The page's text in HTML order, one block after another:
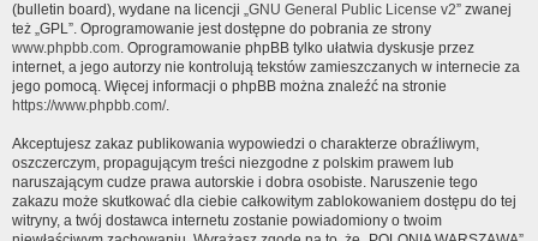
(bulletin board), wydane na licencji „GNU General Public License v2” zwanej
też „GPL”. Oprogramowanie jest dostępne do pobrania ze strony
www.phpbb.com. Oprogramowanie phpBB tylko ułatwia dyskusje przez
internet, a jego autorzy nie kontrolują tekstów zamieszczanych w internecie za
jego pomocą. Więcej informacji o phpBB można znaleźć na stronie
https://www.phpbb.com/.
Akceptujesz zakaz publikowania wypowiedzi o charakterze obraźliwym,
oszczerczym, propagującym treści niezgodne z polskim prawem lub
naruszającym cudze prawa autorskie i dobra osobiste. Naruszenie tego
zakazu może skutkować dla ciebie całkowitym zablokowaniem dostępu do tej
witryny, a twój dostawca internetu zostanie powiadomiony o twoim